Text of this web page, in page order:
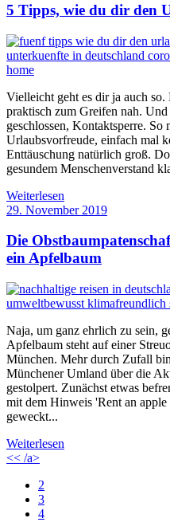
5 Tipps, wie du dir den
Vielleicht geht es dir ja auch
praktisch zum Greifen nah.
geschlossen, Kontaktsperre. So
Urlaubsvorfreude, einfach mal
Enttäuschung natürlich groß.
gesundem Menschenverstand
Weiterlesen
29. November 2019
Die
ein Apfelbaum
Naja, um ganz ehrlich zu sein,
Apfelbaum steht auf einer
München. Mehr durch Zufall
Münchener Umland über die
gestolpert. Zunächst etwas
mit dem Hinweis 'Rent an
geweckt...
Weiterlesen
<< /a>
2
3
4